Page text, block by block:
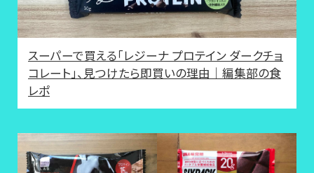
スーパーで買える「レジーナ プロテイン ダークチョ
コレート」、見つけたら即買いの理由｜編集部の食
レポ